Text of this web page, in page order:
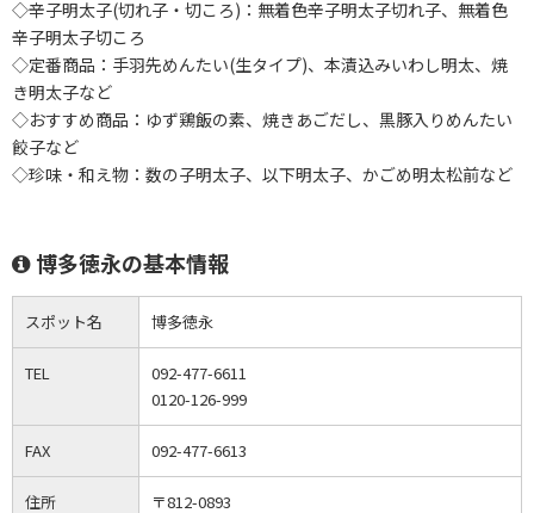
◇辛子明太子(切れ子・切ころ)：無着色辛子明太子切れ子、無着色
辛子明太子切ころ
◇定番商品：手羽先めんたい(生タイプ)、本漬込みいわし明太、焼
き明太子など
◇おすすめ商品：ゆず鶏飯の素、焼きあごだし、黒豚入りめんたい
餃子など
◇珍味・和え物：数の子明太子、以下明太子、かごめ明太松前など
博多徳永の基本情報
スポット名 博多徳永
TEL
092-477-6611
0120-126-999
FAX 092-477-6613
住所
〒812-0893